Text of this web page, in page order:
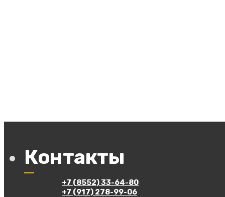
Контакты
+7 (8552) 33-64-80
+7 (917) 278-99-06